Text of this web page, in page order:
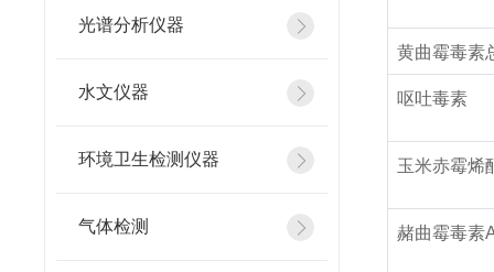
光谱分析仪器
水文仪器
环境卫生检测仪器
气体检测
黄曲霉毒素
呕吐毒素
玉米赤霉烯
赭曲霉毒素